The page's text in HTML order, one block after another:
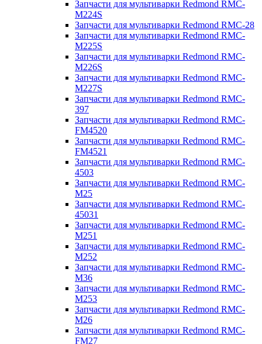
Запчасти для мультиварки Redmond RMC-
M224S
Запчасти для мультиварки Redmond RMC-28
Запчасти для мультиварки Redmond RMC-
M225S
Запчасти для мультиварки Redmond RMC-
M226S
Запчасти для мультиварки Redmond RMC-
M227S
Запчасти для мультиварки Redmond RMC-
397
Запчасти для мультиварки Redmond RMC-
FM4520
Запчасти для мультиварки Redmond RMC-
FM4521
Запчасти для мультиварки Redmond RMC-
4503
Запчасти для мультиварки Redmond RMC-
M25
Запчасти для мультиварки Redmond RMC-
45031
Запчасти для мультиварки Redmond RMC-
M251
Запчасти для мультиварки Redmond RMC-
M252
Запчасти для мультиварки Redmond RMC-
M36
Запчасти для мультиварки Redmond RMC-
M253
Запчасти для мультиварки Redmond RMC-
M26
Запчасти для мультиварки Redmond RMC-
FM27